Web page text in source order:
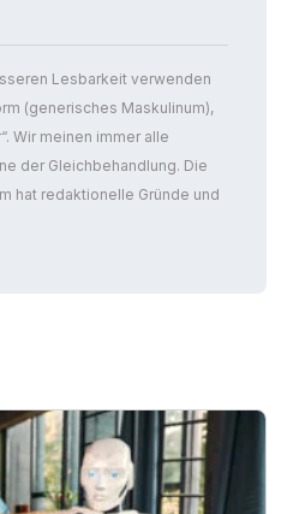
Lesbarkeit verwenden
(generisches Maskulinum),
Wir meinen immer alle
der Gleichbehandlung. Die
hat redaktionelle Gründe und